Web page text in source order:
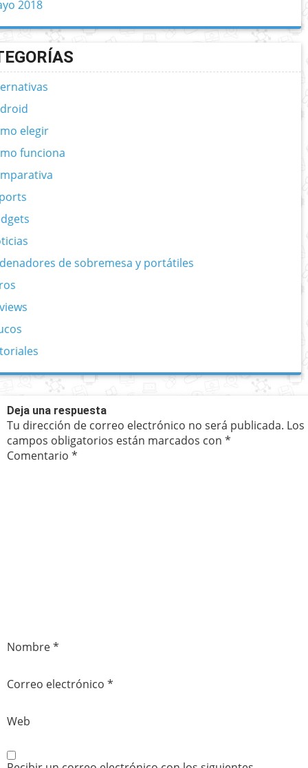
2018
elegir
funciona
de sobremesa y portátiles
Deja una respuesta
Tu dirección de correo electrónico no será publicada. Los
campos obligatorios están marcados con *
Comentario *
Nombre*
Correo electrónico *
Web